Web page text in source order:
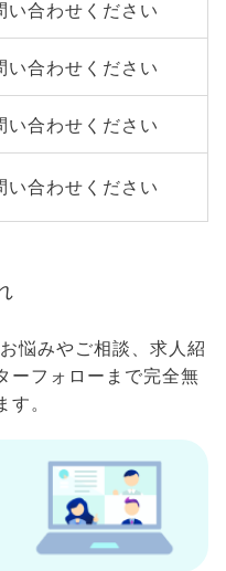
い合わせください
い合わせください
い合わせください
い合わせください
悩みやご相談、求人紹
ーフォローまで完全無
。